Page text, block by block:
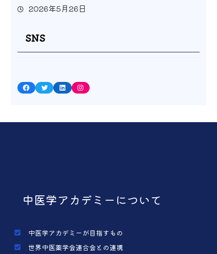
2026年5月26日
SNS
Facebook Twitter LinkedIn Instagram
中医学アカデミーについて
中医学アカデミーが目指すもの
世界中医薬学会連合会との連携